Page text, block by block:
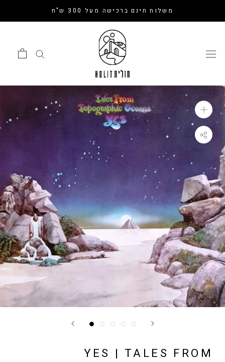
משלוח חינם ברכישה מעל 300 ש"ח
YES | TALES FROM